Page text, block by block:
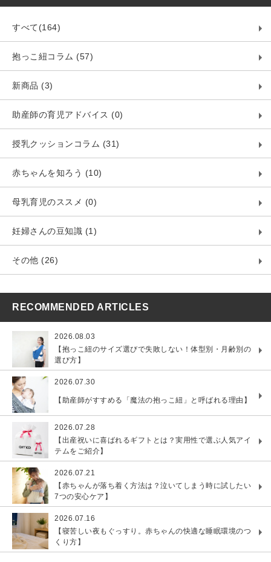
すべて(164)
抱っこ紐コラム (57)
新商品 (3)
助産師の育児アドバイス (0)
授乳クッションコラム (31)
赤ちゃんを知ろう (10)
母乳育児のススメ (0)
妊婦さんの豆知識 (1)
その他 (26)
RECOMMENDED ARTICLES
2026.08.03
【抱っこ紐のサイズ選びで失敗しない！体型別・月齢別の
選び方】
2026.07.30
【助産師がすすめる「魔法の抱っこ紐」と呼ばれる理由】
2026.07.28
【出産祝いに喜ばれるギフトとは？実用性で選ぶ人気アイ
テムをご紹介】
2026.07.21
【赤ちゃんが落ち着く方法は？泣いてしまう時に試したい
7つの安心ケア】
2026.07.16
【寝苦しい夜もぐっすり。赤ちゃんの快適な睡眠環境のつ
くり方】